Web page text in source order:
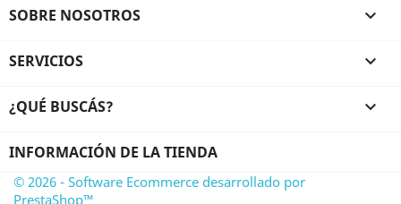
SOBRE NOSOTROS 
SERVICIOS 
¿QUÉ BUSCÁS? 
INFORMACIÓN DE LA TIENDA
© 2026 - Software Ecommerce desarrollado por
PrestaShop™